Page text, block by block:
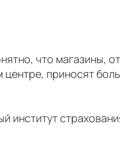
что магазины,
приносят
институт